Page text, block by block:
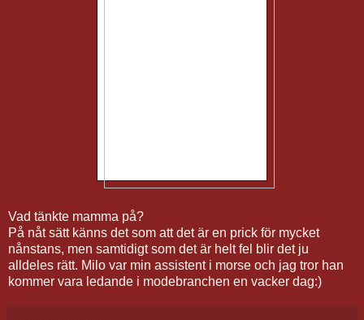
Vad tänkte mamma på?
På nåt sätt känns det som att det är en prick för mycket
nånstans, men samtidigt som det är helt fel blir det ju
alldeles rätt. Milo var min assistent i morse och jag tror han
kommer vara ledande i modebranchen en vacker dag:)